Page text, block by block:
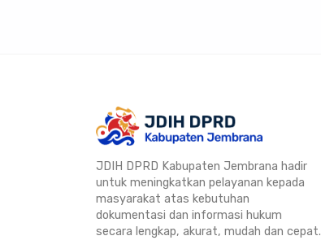
JDIH DPRD Kabupaten Jembrana hadir
untuk meningkatkan pelayanan kepada
masyarakat atas kebutuhan
dokumentasi dan informasi hukum
secara lengkap, akurat, mudah dan cepat.